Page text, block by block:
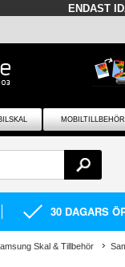
ENDAST
MOBILTILLBEHÖR
30 DAGARS
Skal & Tillbehör